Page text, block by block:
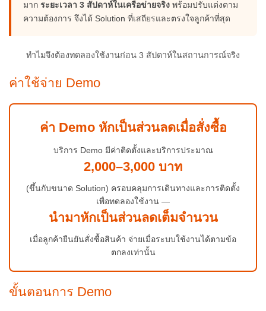
มาก ระยะเวลา 3 สัปดาห์ในเครือข่ายจริง พร้อมปรับแต่งตาม
ความต้องการ จึงได้ Solution ที่เสถียรและตรงใจลูกค้าที่สุด
ทำไมจึงต้องทดลองใช้งานก่อน 3 สัปดาห์ในสถานการณ์จริง
ค่าใช้จ่าย Demo
ค่า Demo หักเป็นส่วนลดเมื่อสั่งซื้อ
บริการ Demo มีค่าติดตั้งและบริการประมาณ
2,000–3,000 บาท
(ขึ้นกับขนาด Solution) ครอบคลุมการเดินทางและการติดตั้ง
เพื่อทดลองใช้งาน —
นำมาหักเป็นส่วนลดเต็มจำนวน
เมื่อลูกค้ายืนยันสั่งซื้อสินค้า จ่ายเมื่อระบบใช้งานได้ตามข้อ
ตกลงเท่านั้น
ขั้นตอนการ Demo